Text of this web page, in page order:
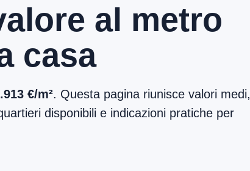
al metro
casa
€/m². Questa pagina riunisce valori medi,
disponibili e indicazioni pratiche per